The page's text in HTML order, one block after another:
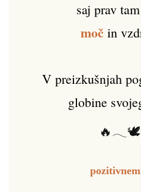
saj prav
močin
V preizkušnjah
globine